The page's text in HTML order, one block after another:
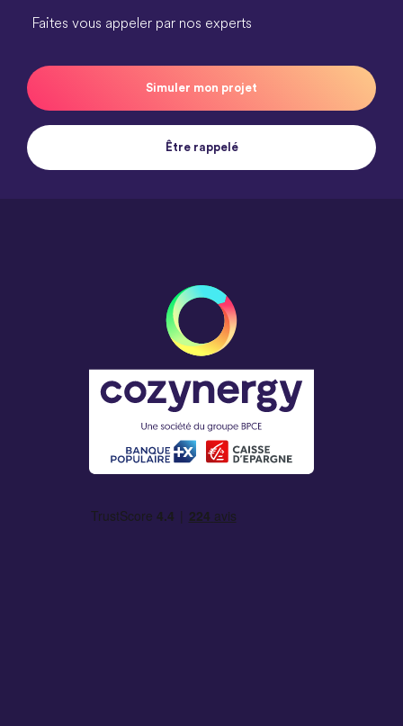
Faites vous appeler par nos experts
Simuler mon projet
Être rappelé